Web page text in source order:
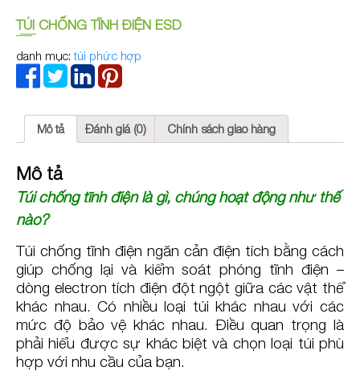
TÚI CHỐNG TĨNH ĐIỆN ESD
danh mục:túi phức hợp
Mô tả Đánh giá (0) Chính sách giao hàng
Mô tả
Túi chống tĩnh điện là gì, chúng hoạt động như thế
nào?
Túi chống tĩnh điện ngăn cản điện tích bằng cách
giúp chống lại và kiểm soát phóng tĩnh điện –
dòng electron tích điện đột ngột giữa các vật thể
khác nhau. Có nhiều loại túi khác nhau với các
mức độ bảo vệ khác nhau. Điều quan trọng là
phải hiểu được sự khác biệt và chọn loại túi phù
hợp với nhu cầu của bạn.